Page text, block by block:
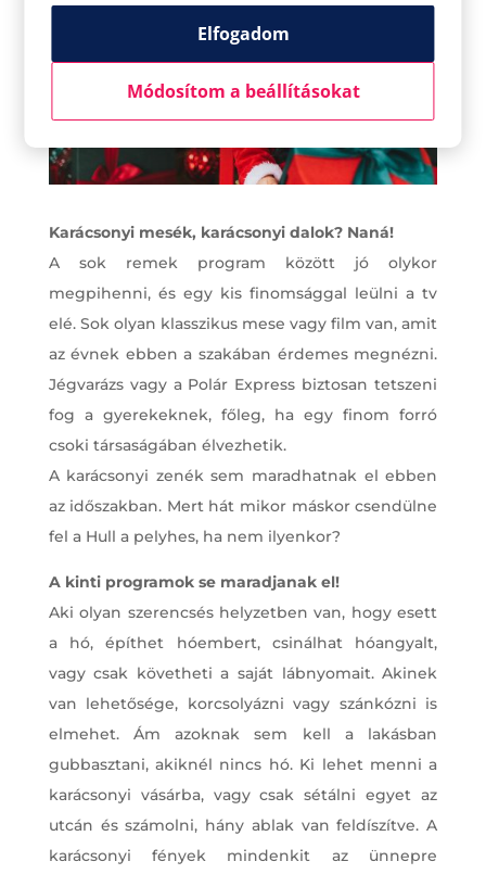
Karácsonyi mesék, karácsonyi dalok? Naná!
A sok remek program között jó olykor
megpihenni, és egy kis finomsággal leülni a tv
elé. Sok olyan klasszikus mese vagy film van, amit
az évnek ebben a szakában érdemes megnézni.
Jégvarázs vagy a Polár Express biztosan tetszeni
fog a gyerekeknek, főleg, ha egy finom forró
csoki társaságában élvezhetik.
A karácsonyi zenék sem maradhatnak el ebben
az időszakban. Mert hát mikor máskor csendülne
fel a Hull a pelyhes, ha nem ilyenkor?
A kinti programok se maradjanak el!
Aki olyan szerencsés helyzetben van, hogy esett
a hó, építhet hóembert, csinálhat hóangyalt,
vagy csak követheti a saját lábnyomait. Akinek
van lehetősége, korcsolyázni vagy szánkózni is
elmehet. Ám azoknak sem kell a lakásban
gubbasztani, akiknél nincs hó. Ki lehet menni a
karácsonyi vásárba, vagy csak sétálni egyet az
utcán és számolni, hány ablak van feldíszítve. A
karácsonyi fények mindenkit az ünnepre
Elfogadom
Módosítom a beállításokat